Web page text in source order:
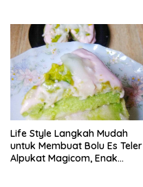
Life Style Langkah Mudah
untuk Membuat Bolu Es Teler
Alpukat Magicom, Enak